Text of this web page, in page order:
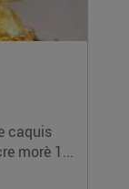
caquis
morè 1...